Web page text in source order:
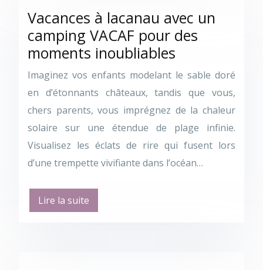
Vacances à lacanau avec un
camping VACAF pour des
moments inoubliables
Imaginez vos enfants modelant le sable doré
en d’étonnants châteaux, tandis que vous,
chers parents, vous imprégnez de la chaleur
solaire sur une étendue de plage infinie.
Visualisez les éclats de rire qui fusent lors
d’une trempette vivifiante dans l’océan…
Lire la suite